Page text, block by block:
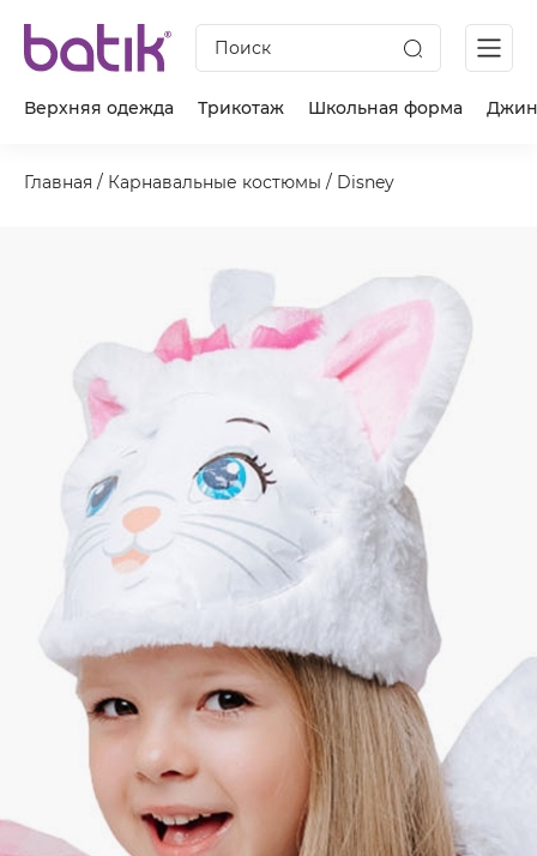
Поиск
Верхняя одежда Трикотаж Школьная форма
Главная / Карнавальные костюмы / Disney